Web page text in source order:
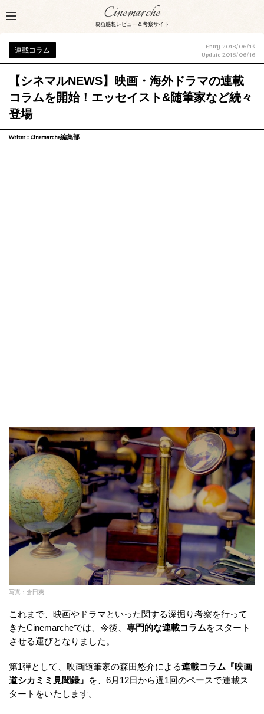
Cinemarche
映画感想レビュー＆考察サイト
連載コラム
Entry 2018/06/13
Update 2018/06/16
【シネマルNEWS】映画・海外ドラマの連載
コラムを開始！エッセイスト&随筆家など続々
登場
Writer : Cinemarche編集部
写真：倉田爽
これまで、映画やドラマといった関する深掘り考察を行って
きたCinemarcheでは、今後、 専門的な連載コラムをスタート
させる運びとなりました。
第1弾として、映画随筆家の森田悠介による連載コラム『映画
道シカミミ見聞録』
を、6月12日から週1回のペースで連載ス
タートをいたします。